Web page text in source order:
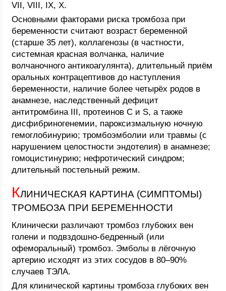
VII, VIII, IX, X.
Основными факторами риска тромбоза при
беременности считают возраст беременной
(старше 35 лет), коллагенозы (в частности,
системная красная волчанка, наличие
волчаночного антикоагулянта), длительный приём
оральных контрацептивов до наступления
беременности, наличие более четырёх родов в
анамнезе, наследственный дефицит
антитромбина III, протеинов C и S, а также
дисфибриногенемии, пароксизмальную ночную
гемоглобинурию; тромбоэмболии или травмы (с
нарушением целостности эндотелия) в анамнезе;
гомоцистинурию; нефротический синдром;
длительный постельный режим.
КЛИНИЧЕСКАЯ КАРТИНА (СИМПТОМЫ)
ТРОМБОЗА ПРИ БЕРЕМЕННОСТИ
Клинически различают тромбоз глубоких вен
голени и подвздошно-бедренный (или
офеморальный) тромбоз. Эмболы в лёгочную
артерию исходят из этих сосудов в 80–90%
случаев ТЭЛА.
Для клинической картины тромбоза глубоких вен